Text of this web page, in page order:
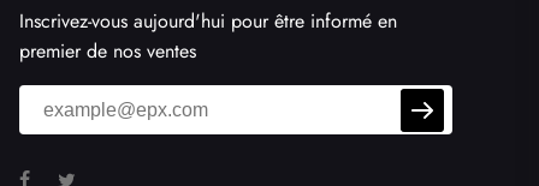
Inscrivez-vous aujourd'hui pour être informé en
premier de nos ventes